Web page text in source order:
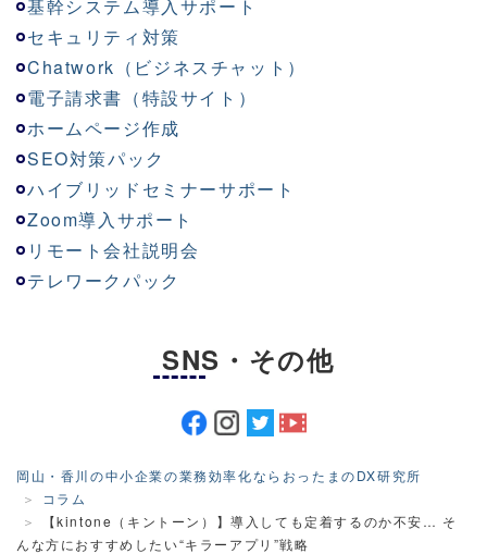
基幹システム導入サポート
セキュリティ対策
Chatwork（ビジネスチャット）
電子請求書（特設サイト）
ホームページ作成
SEO対策パック
ハイブリッドセミナーサポート
Zoom導入サポート
リモート会社説明会
テレワークパック
SNS・その他
岡山・香川の中小企業の業務効率化ならおったまのDX研究所
コラム
【kintone（キントーン）】導入しても定着するのか不安… そ
んな方におすすめしたい“キラーアプリ”戦略